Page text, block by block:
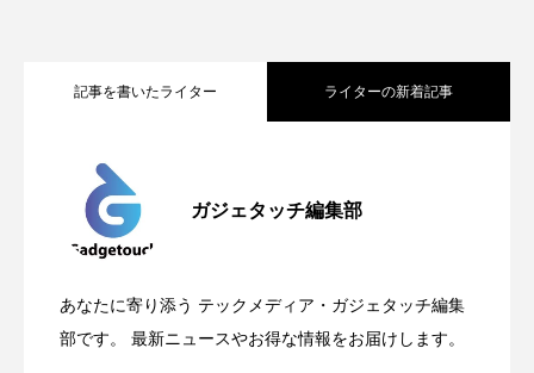
記事を書いたライター ライターの新着記事
ガジェタッチ編集部
あなたに寄り添う テックメディア・ガジェタッチ編集
部です。 最新ニュースやお得な情報をお届けします。
2026.05.04
登場
2026.04.24
Directに動いた理由、担当者も答えられな
2026.04.23 OpenMic Insight：AFEELA開発中止で見